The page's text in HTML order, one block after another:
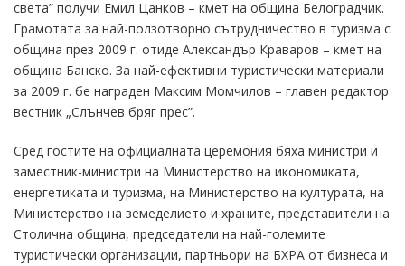
света” получи Емил Цанков – кмет на община Белоградчик.
Грамотата за най-ползотворно сътрудничество в туризма с
община през 2009 г. отиде Александър Краваров – кмет на
община Банско. За най-ефективни туристически материали
за 2009 г. бе награден Максим Момчилов – главен редактор
вестник „Слънчев бряг прес”.
Сред гостите на официалната церемония бяха министри и
заместник-министри на Министерство на икономиката,
енергетиката и туризма, на Министерство на културата, на
Министерство на земеделието и храните, представители на
Столична община, председатели на най-големите
туристически организации, партньори на БХРА от бизнеса и